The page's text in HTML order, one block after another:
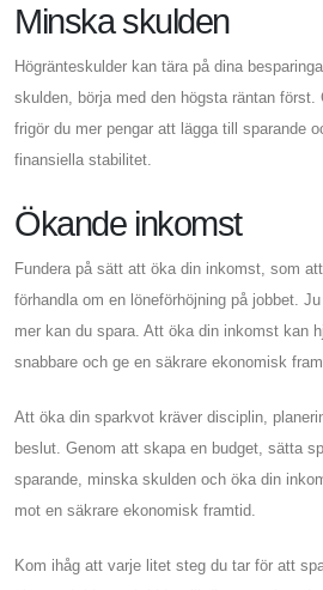
Minska skulden
Högränteskulder kan tära på dina
skulden, börja med den högsta räntan
frigör du mer pengar att lägga till sparande
finansiella stabilitet.
Ökande inkomst
Fundera på sätt att öka din inkomst, som
förhandla om en löneförhöjning på jobbet.
mer kan du spara. Att öka din inkomst kan
snabbare och ge en säkrare ekonomisk
Att öka din sparkvot kräver disciplin,
beslut. Genom att skapa en budget, sätta
sparande, minska skulden och öka din
mot en säkrare ekonomisk framtid.
Kom ihåg att varje litet steg du tar för att